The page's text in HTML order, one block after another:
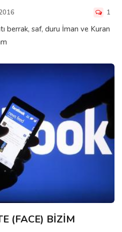
1
berrak, saf, duru İman ve Kuran
(FACE) BİZİM